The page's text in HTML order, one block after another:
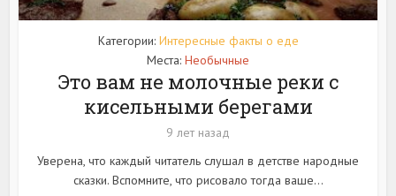
Категории: Интересные факты о еде
Места: Необычные
Это вам не молочные реки с
кисельными берегами
9 лет назад
Уверена, что каждый читатель слушал в детстве народные
сказки. Вспомните, что рисовало тогда ваше...